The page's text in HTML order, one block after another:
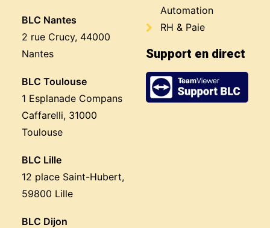
BLC Nantes
2 rue Crucy, 44000
Nantes
BLC Toulouse
1 Esplanade Compans
Caffarelli, 31000
Toulouse
BLC Lille
12 place Saint-Hubert,
59800 Lille
BLC Dijon
Automation
RH & Paie
Support en direct